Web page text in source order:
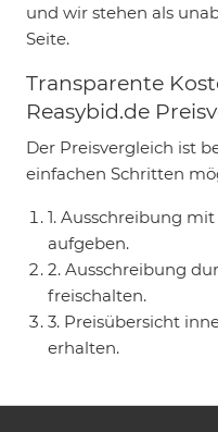
und wir stehen als
Seite.
Transparente
Reasybid.de
Der Preisvergleich ist
einfachen Schritten
1. Ausschreibung
aufgeben.
2. Ausschreibung
freischalten.
3. Preisübersicht
erhalten.